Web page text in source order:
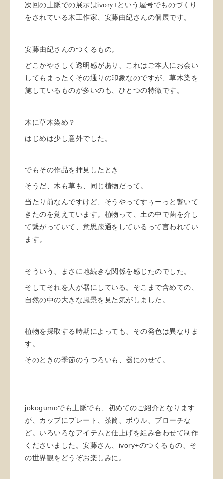
次回の土脈での展示はivory+という屋号でものづくり
をされている木工作家、安藤由紀さんの個展です。
安藤由紀さんのつくるもの。
どこかやさしく透明感があり、これはご本人にお会い
してもまったくその通りの印象なのですが、草木染を
施しているものが多いのも、ひとつの特徴です。
木に草木染め？
はじめは少し意外でした。
でもその作品を拝見したとき
そうだ、木も草も、同じ植物だって。
当たり前なんですけど、そうやってすぅーっと響いて
きたのを覚えています。植物って、土の中で菌を介し
て繋がっていて、意思疎通をしているって言われてい
ます。
そういう、まさに地続きな関係を感じたのでした。
そしてそれを人が器にしている。そこまで含めての、
自然の中の大きな風景を見た気がしました。
植物を採取する時期によっても、その発色は異なりま
す。
そのときの季節のうつろいも、器にのせて。
jokogumoでも土脈でも、初めてのご紹介となります
が、カップにプレート、茶筒、ボウル、ブローチな
ど。いろいろなアイテムと仕上げを組み合わせて制作
くださいました。安藤さん、ivory+のつくるもの、そ
の世界観をどうぞお楽しみに。